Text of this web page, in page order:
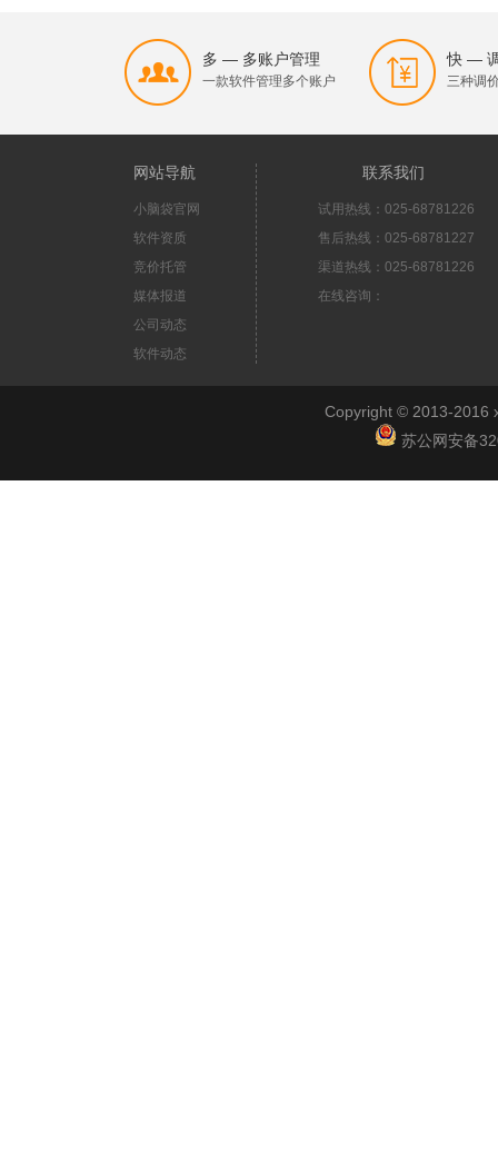
多 — 多账户管理
一款软件管理多个账户
快 —
三种调
网站导航
小脑袋官网
软件资质
竞价托管
媒体报道
公司动态
软件动态
联系我们
试用热线：025-68781226
售后热线：025-68781227
渠道热线：025-68781226
在线咨询：
Copyright © 2013-2016
苏公网安备